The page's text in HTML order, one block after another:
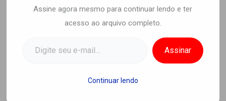
Você está Treinando
Panturrilha Errado! 8
Hacks para Ganhar
Panturrilhas Rápido
Assine agora mesmo para continuar lendo e ter
acesso ao arquivo completo.
Assinar
Continuar lendo